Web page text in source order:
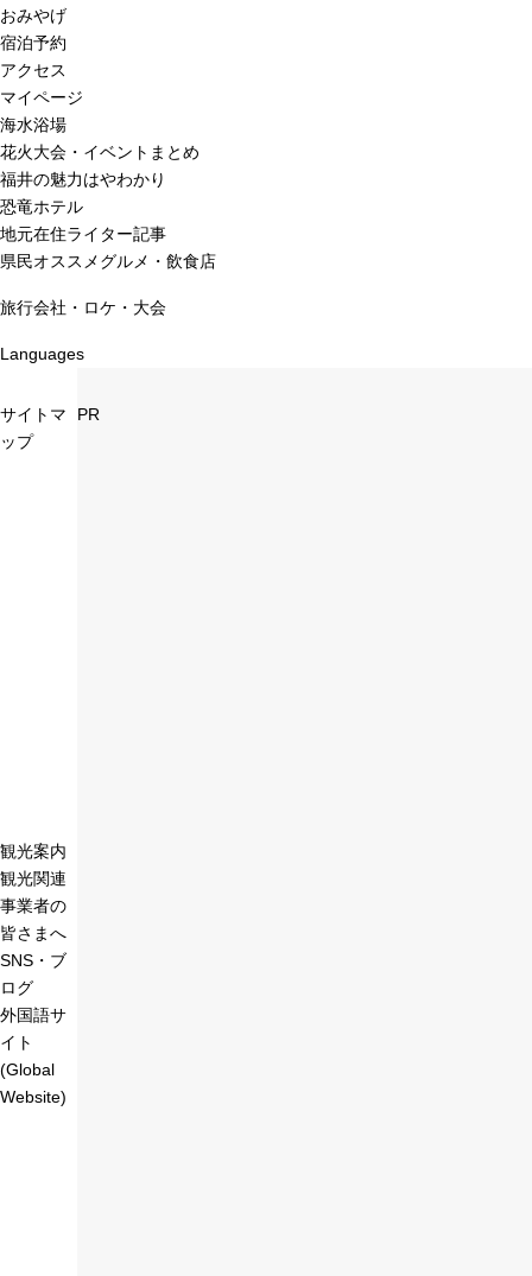
おみやげ
宿泊予約
アクセス
マイページ
海水浴場
花火大会・イベントまとめ
福井の魅力はやわかり
恐竜ホテル
地元在住ライター記事
県民オススメグルメ・飲食店
旅行会社・ロケ・大会
Languages
サイトマ
ップ
観光案内
観光関連
事業者の
皆さまへ
SNS・ブ
ログ
外国語サ
イト
(Global
Website)
PR